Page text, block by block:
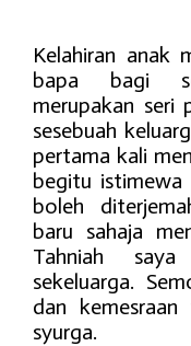
Kelahiran anak
bapa bagi
merupakan seri
sesebuah
pertama kali
begitu istimewa
boleh
baru sahaja
Tahniah
sekeluarga.
dan
syurga.